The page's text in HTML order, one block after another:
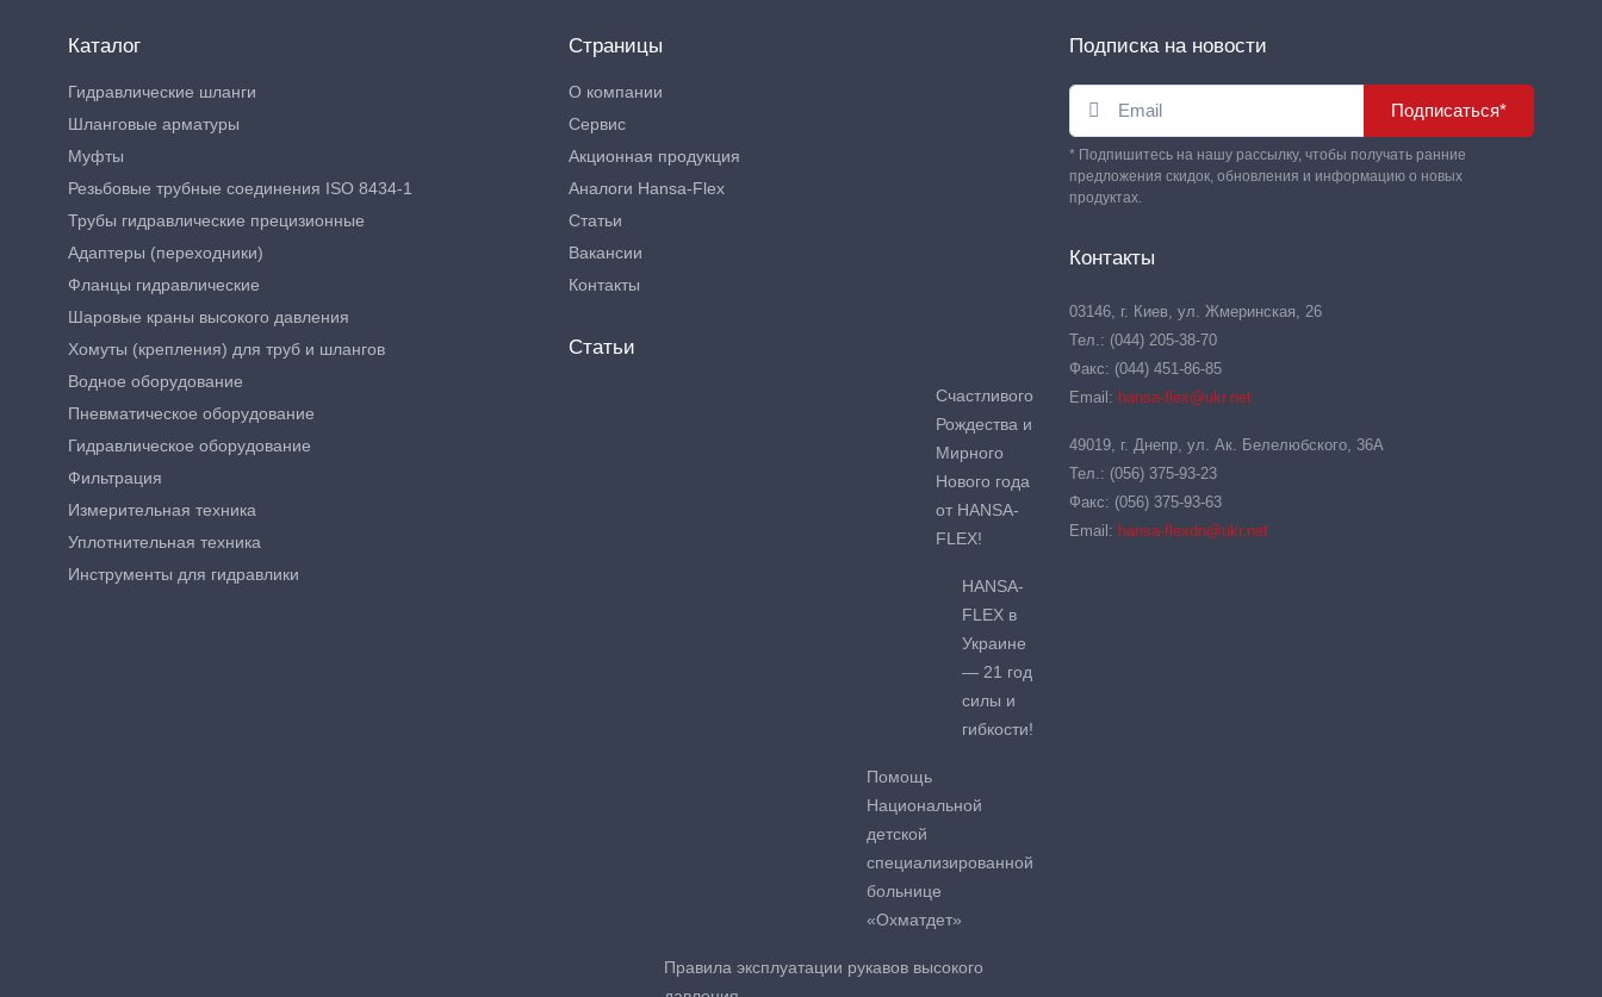
Каталог
Гидравлические шланги
Шланговые арматуры
Муфты
Резьбовые трубные соединения ISO 8434-1
Трубы гидравлические прецизионные
Адаптеры (переходники)
Фланцы гидравлические
Шаровые краны высокого давления
Хомуты (крепления) для труб и шлангов
Водное оборудование
Пневматическое оборудование
Гидравлическое оборудование
Фильтрация
Измерительная техника
Уплотнительная техника
Инструменты для гидравлики
Страницы
О компании
Сервис
Акционная продукция
Аналоги Hansa-Flex
Статьи
Вакансии
Контакты
Статьи
Счастливого
Рождества и
Мирного
Нового года
от HANSA-
FLEX!
HANSA-
FLEX в
Украине
— 21 год
силы и
гибкости!
Помощь
Национальной
детской
специализированной
больнице
«Охматдет»
Правила эксплуатации рукавов высокого
Подписка на новости
Подписаться*
* Подпишитесь на нашу рассылку, чтобы получать ранние
предложения скидок, обновления и информацию о новых
продуктах.
Контакты
03146, г. Киев, ул. Жмеринская, 26
Тел.: (044) 205-38-70
Факс: (044) 451-86-85
Email: hansa-flex@ukr.net
49019, г. Днепр, ул. Ак. Белелюбского, 36А
Тел.: (056) 375-93-23
Факс: (056) 375-93-63
Email: hansa-flexdn@ukr.net